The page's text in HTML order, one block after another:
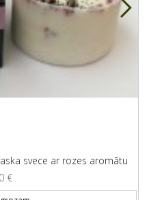
svece ar rozes aromātu
€